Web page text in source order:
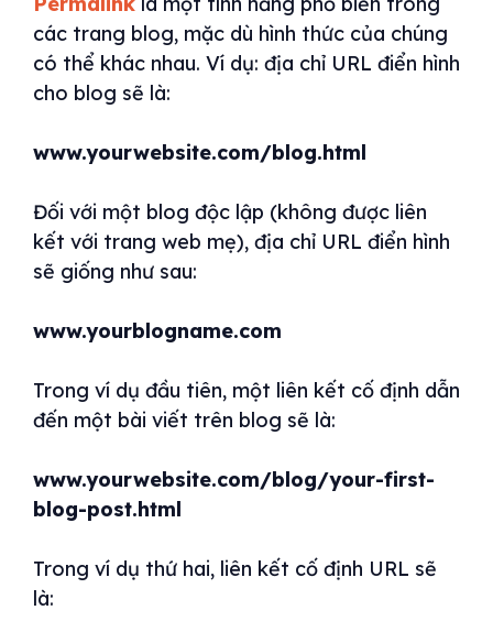
các trang blog, mặc dù hình thức của chúng
có thể khác nhau. Ví dụ: địa chỉ URL điển hình
cho blog sẽ là:
www.yourwebsite.com/blog.html
Đối với một blog độc lập (không được liên
kết với trang web mẹ), địa chỉ URL điển hình
sẽ giống như sau:
www.yourblogname.com
Trong ví dụ đầu tiên, một liên kết cố định dẫn
đến một bài viết trên blog sẽ là:
www.yourwebsite.com/blog/your-first-
blog-post.html
Trong ví dụ thứ hai, liên kết cố định URL sẽ
là: